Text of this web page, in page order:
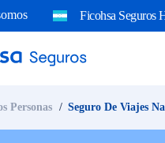
Ficohsa Seguros
Personas Seguro De Viajes